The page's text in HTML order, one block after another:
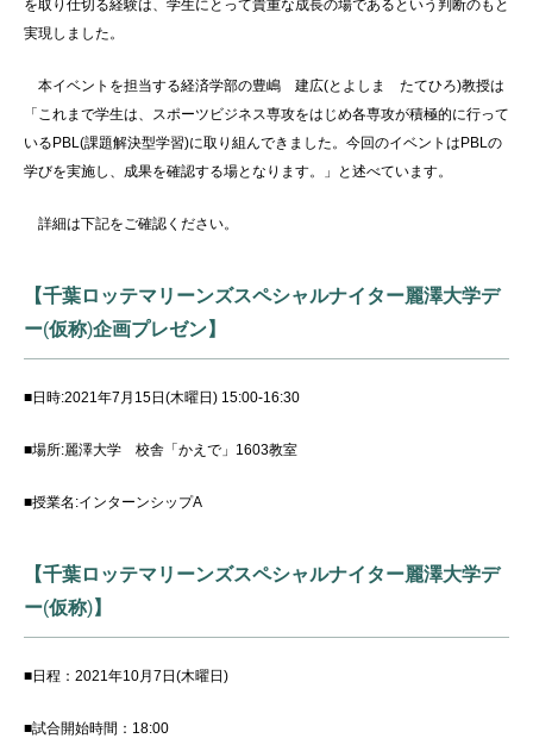
を取り仕切る経験は、学生にとって貴重な成長の場であるという判断のもと
実現しました。
本イベントを担当する経済学部の豊嶋 建広(とよしま たてひろ)教授は
「これまで学生は、スポーツビジネス専攻をはじめ各専攻が積極的に行って
いる PBL(課題解決型学習)に取り組んできました。今回のイベントは PBLの
学びを実施し、成果を確認する場となります。」と述べています。
詳細は下記をご確認ください。
【千葉ロッテマリーンズスペシャルナイター麗澤大学デ
ー(仮称)企画プレゼン】
■日時:2021年7 月 15日 (木曜日 ) 15:00-16:30
■場所:麗澤大学 校舎「かえで」 1603教室
■授業名 :インターンシップA
【千葉ロッテマリーンズスペシャルナイター麗澤大学デ
ー(仮称)】
■日程： 2021年10月 7 日 (木曜日 )
■試合開始時間： 18:00